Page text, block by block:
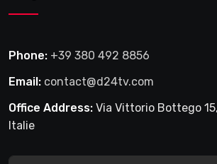
Phone: +39 380 492 8856
Email: contact@d24tv.com
Office Address: Via Vittorio Bottego
Italie